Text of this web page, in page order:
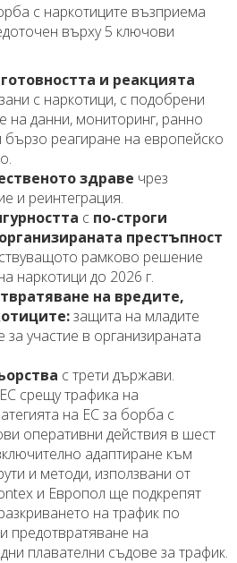
с наркотиците възприема
върху 5 ключови
и реакцията
с наркотици, с подобрени
на данни, мониторинг, ранно
реагиране на европейско
здраве чрез
и реинтеграция.
с по-строги
престъпност
рамково решение
наркотици до 2026 г.
на вредите,
защита на младите
участие в организираната
с трети държави.
срещу трафика на
на ЕС за борба с
оперативни действия в шест
адаптиране към
и методи, използвани от
и Европол ще подкрепят
на трафик по
предотвратяване на
плавателни съдове за трафик.